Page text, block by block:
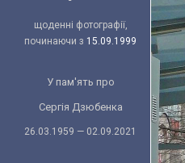
щоденні фотографії,
починаючи з 15.09.1999
У пам'ять про
Сергія Дзюбенка
26.03.1959 — 02.09.2021